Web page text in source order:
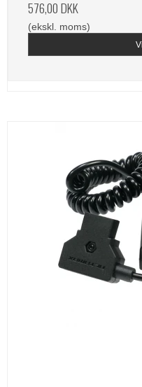
576,00 DKK
(ekskl. moms)